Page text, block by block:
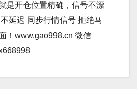
是开仓位置精确，信号不漂
延迟 同步行情信号 拒绝马
！www.gao998.cn 微信